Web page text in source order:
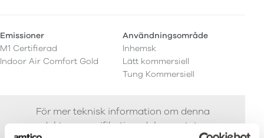
Emissioner
M1 Certifierad
Indoor Air Comfort Gold
Användningsområde
Inhemsk
Lätt kommersiell
Tung Kommersiell
För mer teknisk information om denna
produkt, se specifikationsdokumentet som